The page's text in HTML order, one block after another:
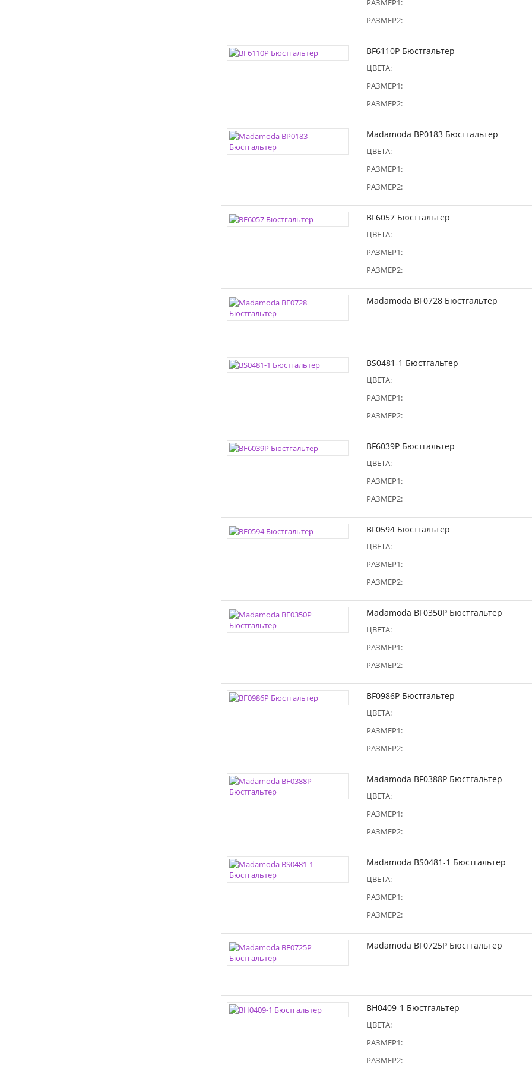
РАЗМЕР1:
РАЗМЕР2:
BF6110P Бюстгальтер
ЦВЕТА:
РАЗМЕР1:
РАЗМЕР2:
Madamoda BP0183 Бюстгальтер
ЦВЕТА:
РАЗМЕР1:
РАЗМЕР2:
BF6057 Бюстгальтер
ЦВЕТА:
РАЗМЕР1:
РАЗМЕР2:
Madamoda BF0728 Бюстгальтер
BS0481-1 Бюстгальтер
ЦВЕТА:
РАЗМЕР1:
РАЗМЕР2:
BF6039P Бюстгальтер
ЦВЕТА:
РАЗМЕР1:
РАЗМЕР2:
BF0594 Бюстгальтер
ЦВЕТА:
РАЗМЕР1:
РАЗМЕР2:
Madamoda BF0350P Бюстгальтер
ЦВЕТА:
РАЗМЕР1:
РАЗМЕР2:
BF0986P Бюстгальтер
ЦВЕТА:
РАЗМЕР1:
РАЗМЕР2:
Madamoda BF0388P Бюстгальтер
ЦВЕТА:
РАЗМЕР1:
РАЗМЕР2:
Madamoda BS0481-1 Бюстгальтер
ЦВЕТА:
РАЗМЕР1:
РАЗМЕР2:
Madamoda BF0725P Бюстгальтер
BH0409-1 Бюстгальтер
ЦВЕТА:
РАЗМЕР1:
РАЗМЕР2: